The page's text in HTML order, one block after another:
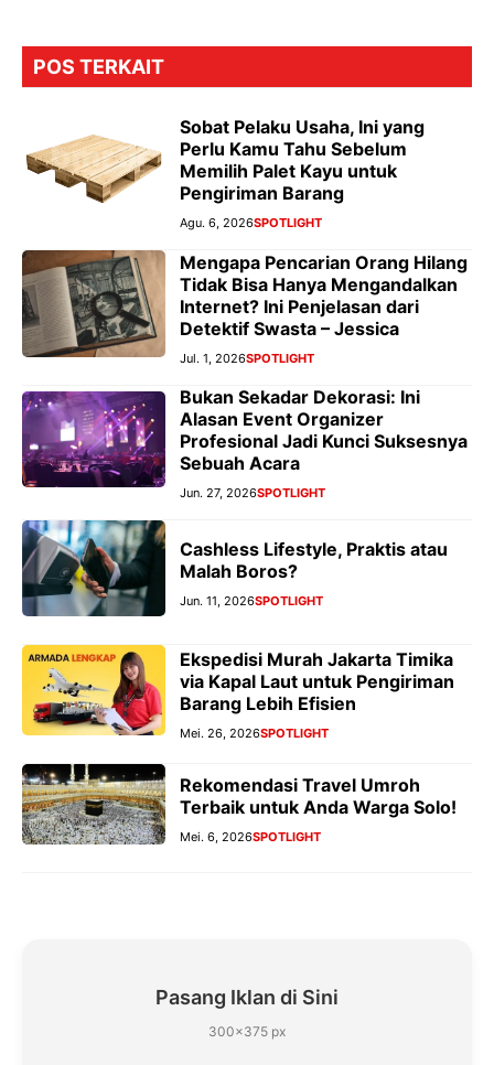
POS TERKAIT
Sobat Pelaku Usaha, Ini yang
Perlu Kamu Tahu Sebelum
Memilih Palet Kayu untuk
Pengiriman Barang
Agu. 6, 2026SPOTLIGHT
Mengapa Pencarian Orang Hilang
Tidak Bisa Hanya Mengandalkan
Internet? Ini Penjelasan dari
Detektif Swasta – Jessica
Jul. 1, 2026SPOTLIGHT
Bukan Sekadar Dekorasi: Ini
Alasan Event Organizer
Profesional Jadi Kunci Suksesnya
Sebuah Acara
Jun. 27, 2026SPOTLIGHT
Cashless Lifestyle, Praktis atau
Malah Boros?
Jun. 11, 2026SPOTLIGHT
Ekspedisi Murah Jakarta Timika
via Kapal Laut untuk Pengiriman
Barang Lebih Efisien
Mei. 26, 2026SPOTLIGHT
Rekomendasi Travel Umroh
Terbaik untuk Anda Warga Solo!
Mei. 6, 2026SPOTLIGHT
Pasang Iklan di Sini
300×375 px